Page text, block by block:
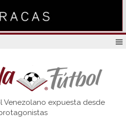
Venezuela
Venezolano expuesta desde